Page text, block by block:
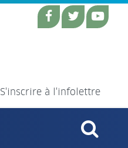
S'inscrire à l'infolettre